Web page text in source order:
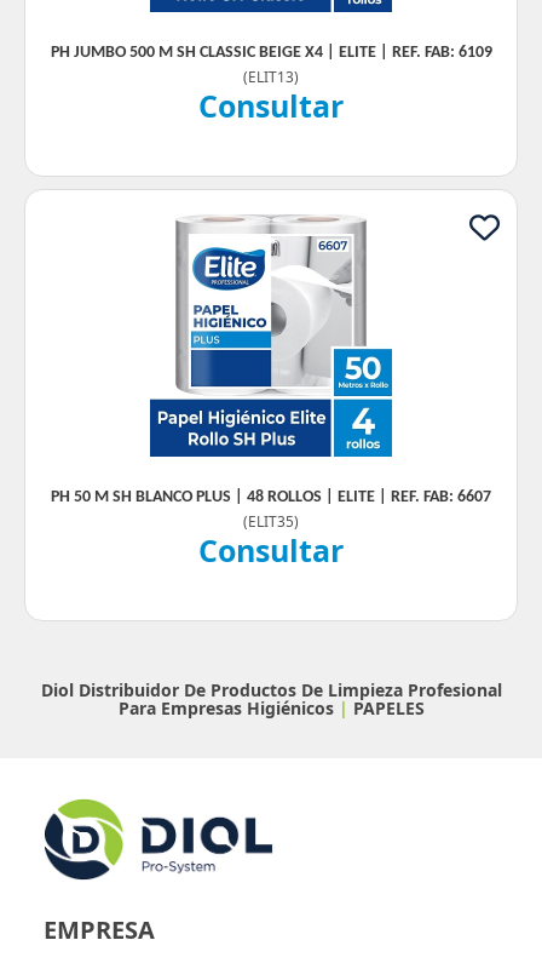
PH JUMBO 500 M SH CLASSIC BEIGE X4 | ELITE | REF. FAB: 6109
(ELIT13)
Consultar
PH 50 M SH BLANCO PLUS | 48 ROLLOS | ELITE | REF. FAB: 6607
(ELIT35)
Consultar
Diol Distribuidor De Productos De Limpieza Profesional
Para Empresas Higiénicos| PAPELES
EMPRESA